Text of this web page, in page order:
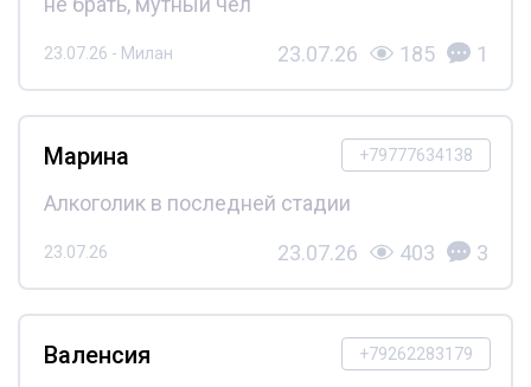
23.07.26 - Милан 23.07.26 185 1
+79777634138
Марина
Алкоголик в последней стадии
23.07.26 23.07.26 403 3
+79262283179
Валенсия